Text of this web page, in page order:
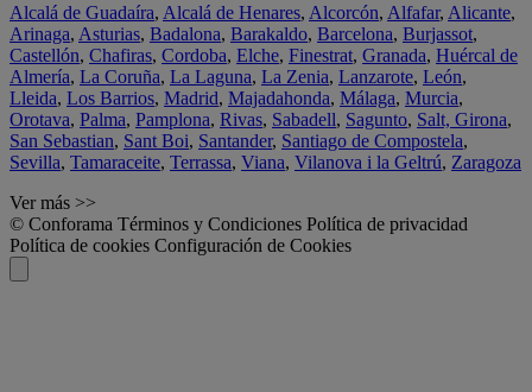
Alcalá de Guadaíra, Alcalá de Henares, Alcorcón, Alfafar, Alicante,
Arinaga, Asturias, Badalona, Barakaldo, Barcelona, Burjassot,
Castellón, Chafiras, Cordoba, Elche, Finestrat, Granada, Huércal de
Almería, La Coruña, La Laguna, La Zenia, Lanzarote, León,
Lleida, Los Barrios, Madrid, Majadahonda, Málaga, Murcia,
Orotava, Palma, Pamplona, Rivas, Sabadell, Sagunto, Salt, Girona,
San Sebastian, Sant Boi, Santander, Santiago de Compostela,
Sevilla, Tamaraceite, Terrassa, Viana, Vilanova i la Geltrú, Zaragoza
Ver más >>
© Conforama Términos y Condiciones Política de privacidad
Política de cookies Configuración de Cookies